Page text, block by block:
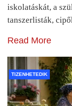
iskolatáskát, a
tanszerlisták,
Read More
TIZENHETEDIK